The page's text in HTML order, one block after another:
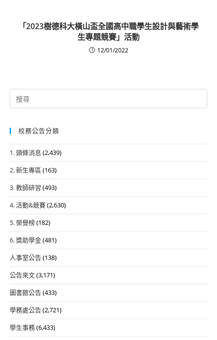
「2023樹德科大橫山盃全國高中職學生設計與藝術學
生專題競賽」活動
12/01/2022
Search
for:
校務公告分類
1. 頭條消息 (2,439)
2. 新生專區 (163)
3. 教師研習 (493)
4. 活動&競賽(2,630)
5. 榮譽榜(182)
6. 獎助學金(481)
人事室公告(138)
公告來文(3,171)
圖書館公告(433)
學務處公告(2,721)
學生事務(6,433)